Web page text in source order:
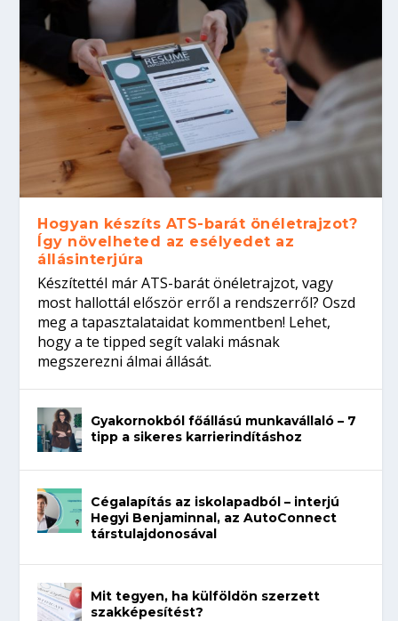
Hogyan készíts ATS-barát önéletrajzot?
Így növelheted az esélyedet az
állásinterjúra
Készítettél már ATS-barát önéletrajzot, vagy
most hallottál először erről a rendszerről? Oszd
meg a tapasztalataidat kommentben! Lehet,
hogy a te tipped segít valaki másnak
megszerezni álmai állását.
Gyakornokból főállású munkavállaló – 7
tipp a sikeres karrierindításhoz
Cégalapítás az iskolapadból – interjú
Hegyi Benjaminnal, az AutoConnect
társtulajdonosával
Mit tegyen, ha külföldön szerzett
szakképesítést?